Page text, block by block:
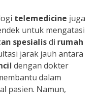
telemedicine juga
untuk mengatasi
spesialisdi rumah
jarak jauh antara
dengan dokter
dalam
pasien. Namun,